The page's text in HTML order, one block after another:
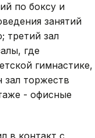
по боксу и
занятий
третий зал
где
гимнастике,
торжеств
- офисные